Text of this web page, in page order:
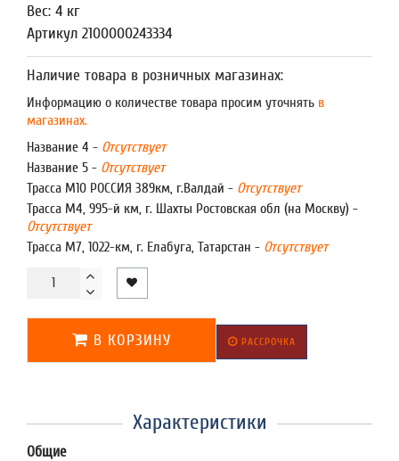
Вес: 4 кг
Артикул 2100000243334
Наличие товара в розничных магазинах:
Информацию о количестве товара просим уточнять в
магазинах.
Название 4 - Отсутствует
Название 5 - Отсутствует
Трасса М10 РОССИЯ 389км, г.Валдай - Отсутствует
Трасса М4, 995-й км, г. Шахты Ростовская обл (на Москву) -
Отсутствует
Трасса М7, 1022-км, г. Елабуга, Татарстан - Отсутствует
В КОРЗИНУ РАССРОЧКА
Характеристики
Общие